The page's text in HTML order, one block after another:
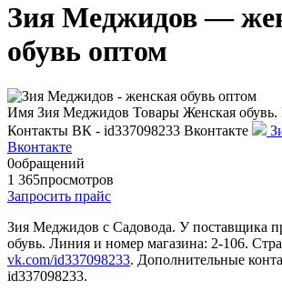
Зия Меджидов —
обувь оптом
Имя Зия Меджидов Товары Женская обувь.
Контакты ВК - id337098233 Вконтакте
Вконтакте
0обращений
1 365просмотров
Запросить прайс
Зия Меджидов c Садовода. У поставщика
обувь. Линия и номер магазина: 2-106.
vk.com/id337098233. Дополнительные
id337098233.